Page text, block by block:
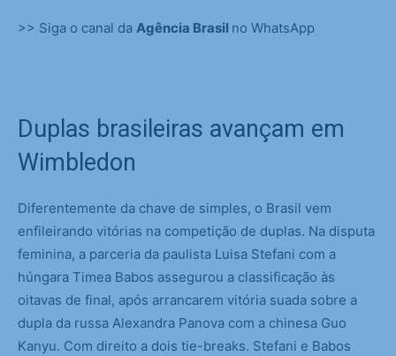
>> Siga o canal da Agência Brasil no WhatsApp
Duplas brasileiras avançam em
Wimbledon
Diferentemente da chave de simples, o Brasil vem
enfileirando vitórias na competição de duplas. Na disputa
feminina, a parceria da paulista Luisa Stefani com a
húngara Timea Babos assegurou a classificação às
oitavas de final, após arrancarem vitória suada sobre a
dupla da russa Alexandra Panova com a chinesa Guo
Kanyu. Com direito a dois tie-breaks. Stefani e Babos